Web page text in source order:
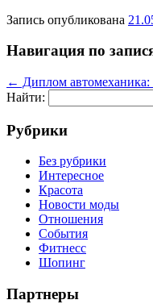
Запись опубликована
Навигация по
← Диплом
Найти:
Рубрики
Без рубрики
Интересное
Красота
Новости моды
Отношения
События
Фитнесс
Шопинг
Партнеры